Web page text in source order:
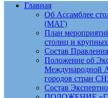
Главная
Об Ассамблее
(МАГ)
План
столиц и
Состав
Положение об
Международной
городов стран
Состав